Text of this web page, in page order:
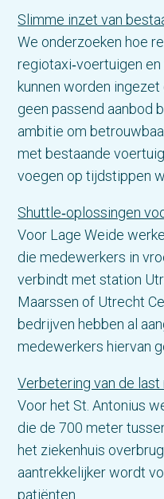
Slimme inzet van
We onderzoeken hoe
regiotaxi‑voertuigen
kunnen worden
geen passend aanbod
ambitie om
met bestaande
voegen op tijdstippen
Shuttle‑oplossingen
Voor Lage Weide
die medewerkers in
verbindt met station
Maarssen of Utrecht
bedrijven hebben al
medewerkers hiervan
Verbetering van de last
Voor het St. Antonius
die de 700 meter
het ziekenhuis
aantrekkelijker wordt
patiënten.